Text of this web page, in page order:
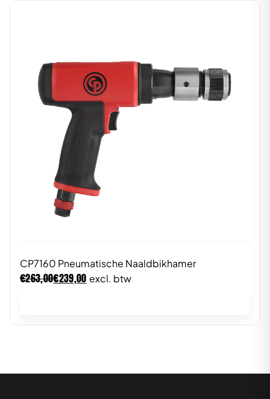
CP7160 Pneumatische Naaldbikhamer
€263,00€239,00 excl. btw